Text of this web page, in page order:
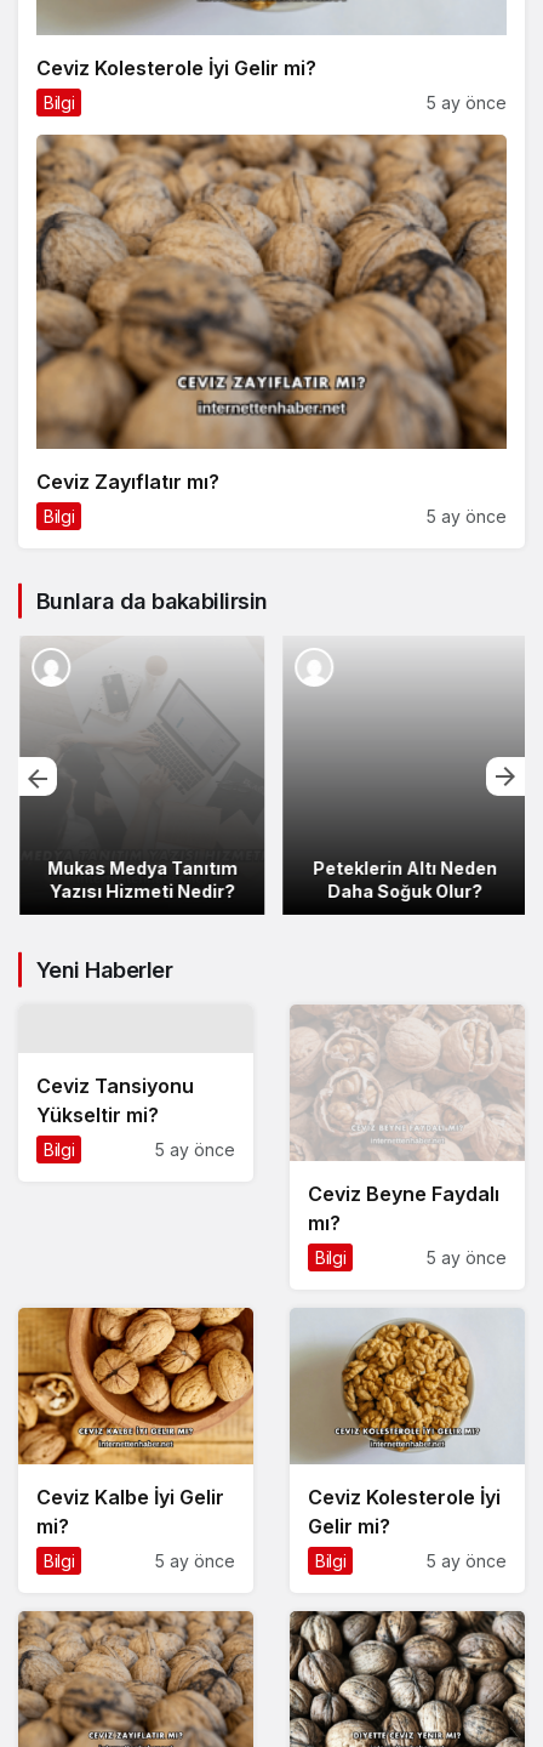
Ceviz Kolesterole İyi Gelir mi?
Bilgi 5 ay önce
Ceviz Zayıflatır mı?
Bilgi 5 ay önce
Bunlara da bakabilirsin
Mukas Medya Tanıtım
Yazısı Hizmeti Nedir?
Peteklerin Altı Neden
Daha Soğuk Olur?
Yeni Haberler
Ceviz Tansiyonu
Yükseltir mi?
Bilgi 5 ay önce
Ceviz Beyne Faydalı
mı?
Bilgi 5 ay önce
Ceviz Kalbe İyi Gelir
mi?
Bilgi 5 ay önce
Ceviz Kolesterole İyi
Gelir mi?
Bilgi 5 ay önce